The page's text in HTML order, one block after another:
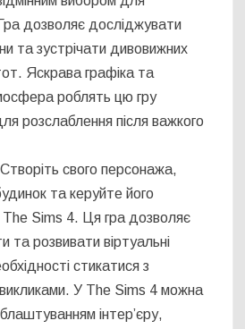
дозволяє досліджувати
та зустрічати дивовижних
Яскрава графіка та
роблять цю гру
розслаблення після важкого
свого персонажа,
та керуйте його
The Sims 4. Ця гра дозволяє
та розвивати віртуальні
стикатися з
У The Sims 4 можна
інтер’єру,